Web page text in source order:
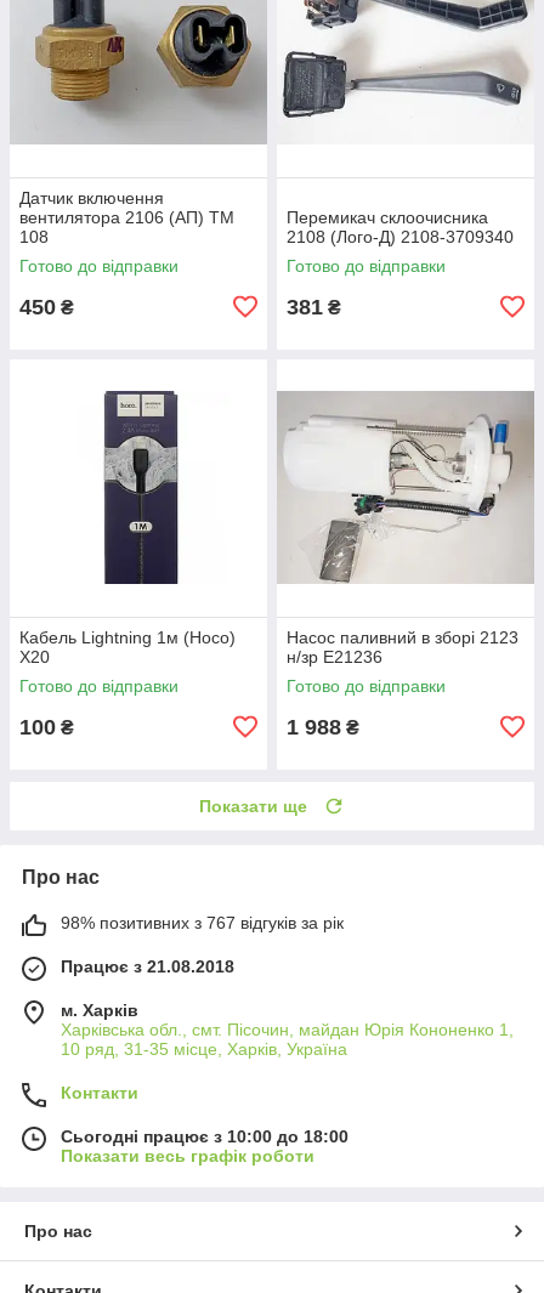
Датчик включення
вентилятора 2106 (АП) ТМ
108
Готово до відправки
450 ₴
Перемикач склоочисника
2108 (Лoго-Д) 2108-3709340
Готово до відправки
381 ₴
Кабель Lightning 1м (Hoco)
X20
Готово до відправки
100 ₴
Насос паливний в зборі 2123
н/зр E21236
Готово до відправки
1 988 ₴
Показати ще
Про нас
98% позитивних з 767 відгуків за рік
Працює з 21.08.2018
м. Харків
Харківська обл., смт. Пісочин, майдан Юрія Кононенко 1,
10 ряд, 31-35 місце, Харків, Україна
Контакти
Сьогодні працює з 10:00 до 18:00
Показати весь графік роботи
Про нас